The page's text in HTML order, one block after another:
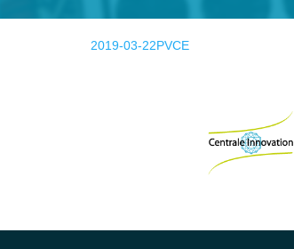
2019-03-22PVCE